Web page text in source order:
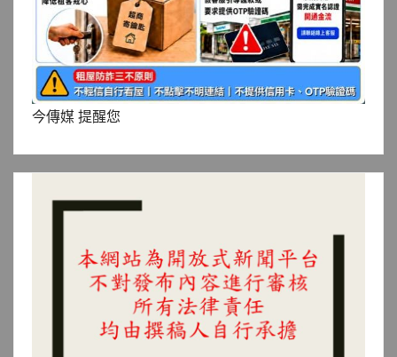
今傳媒 提醒您